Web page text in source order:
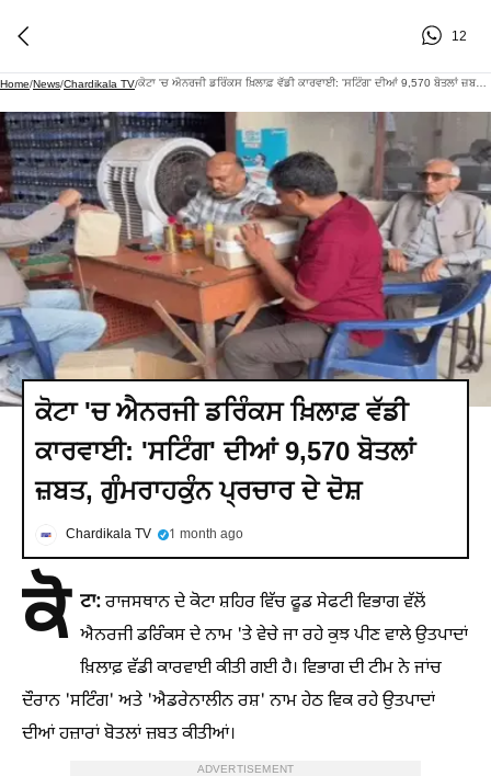
12
Home/News/Chardikala TV/ ਕੋਟਾ 'ਚ ਐਨਰਜੀ ਡਰਿੰਕਸ ਖ਼ਿਲਾਫ਼ ਵੱਡੀ ਕਾਰਵਾਈ: 'ਸਟਿੰਗ' ਦੀਆਂ 9,570 ਬੋਤਲਾਂ ਜ਼ਬਤ, ਗੁੰਮਰਾਹਕੁੰਨ ਪ੍ਰਚਾਰ ਦੇ ਦੋਸ਼
ਕੋਟਾ 'ਚ ਐਨਰਜੀ ਡਰਿੰਕਸ ਖ਼ਿਲਾਫ਼ ਵੱਡੀ
ਕਾਰਵਾਈ: 'ਸਟਿੰਗ' ਦੀਆਂ 9,570 ਬੋਤਲਾਂ
ਜ਼ਬਤ, ਗੁੰਮਰਾਹਕੁੰਨ ਪ੍ਰਚਾਰ ਦੇ ਦੋਸ਼
Chardikala TV 1 month ago
ਕੋ ਟਾ:ਰਾਜਸਥਾਨ ਦੇ ਕੋਟਾ ਸ਼ਹਿਰ ਵਿੱਚ ਫੂਡ ਸੇਫਟੀ ਵਿਭਾਗ ਵੱਲੋਂ
ਐਨਰਜੀ ਡਰਿੰਕਸ ਦੇ ਨਾਮ 'ਤੇ ਵੇਚੇ ਜਾ ਰਹੇ ਕੁਝ ਪੀਣ ਵਾਲੇ ਉਤਪਾਦਾਂ
ਖ਼ਿਲਾਫ਼ ਵੱਡੀ ਕਾਰਵਾਈ ਕੀਤੀ ਗਈ ਹੈ। ਵਿਭਾਗ ਦੀ ਟੀਮ ਨੇ ਜਾਂਚ
ਦੌਰਾਨ 'ਸਟਿੰਗ' ਅਤੇ 'ਐਡਰੇਨਾਲੀਨ ਰਸ਼' ਨਾਮ ਹੇਠ ਵਿਕ ਰਹੇ ਉਤਪਾਦਾਂ
ਦੀਆਂ ਹਜ਼ਾਰਾਂ ਬੋਤਲਾਂ ਜ਼ਬਤ ਕੀਤੀਆਂ।
ADVERTISEMENT